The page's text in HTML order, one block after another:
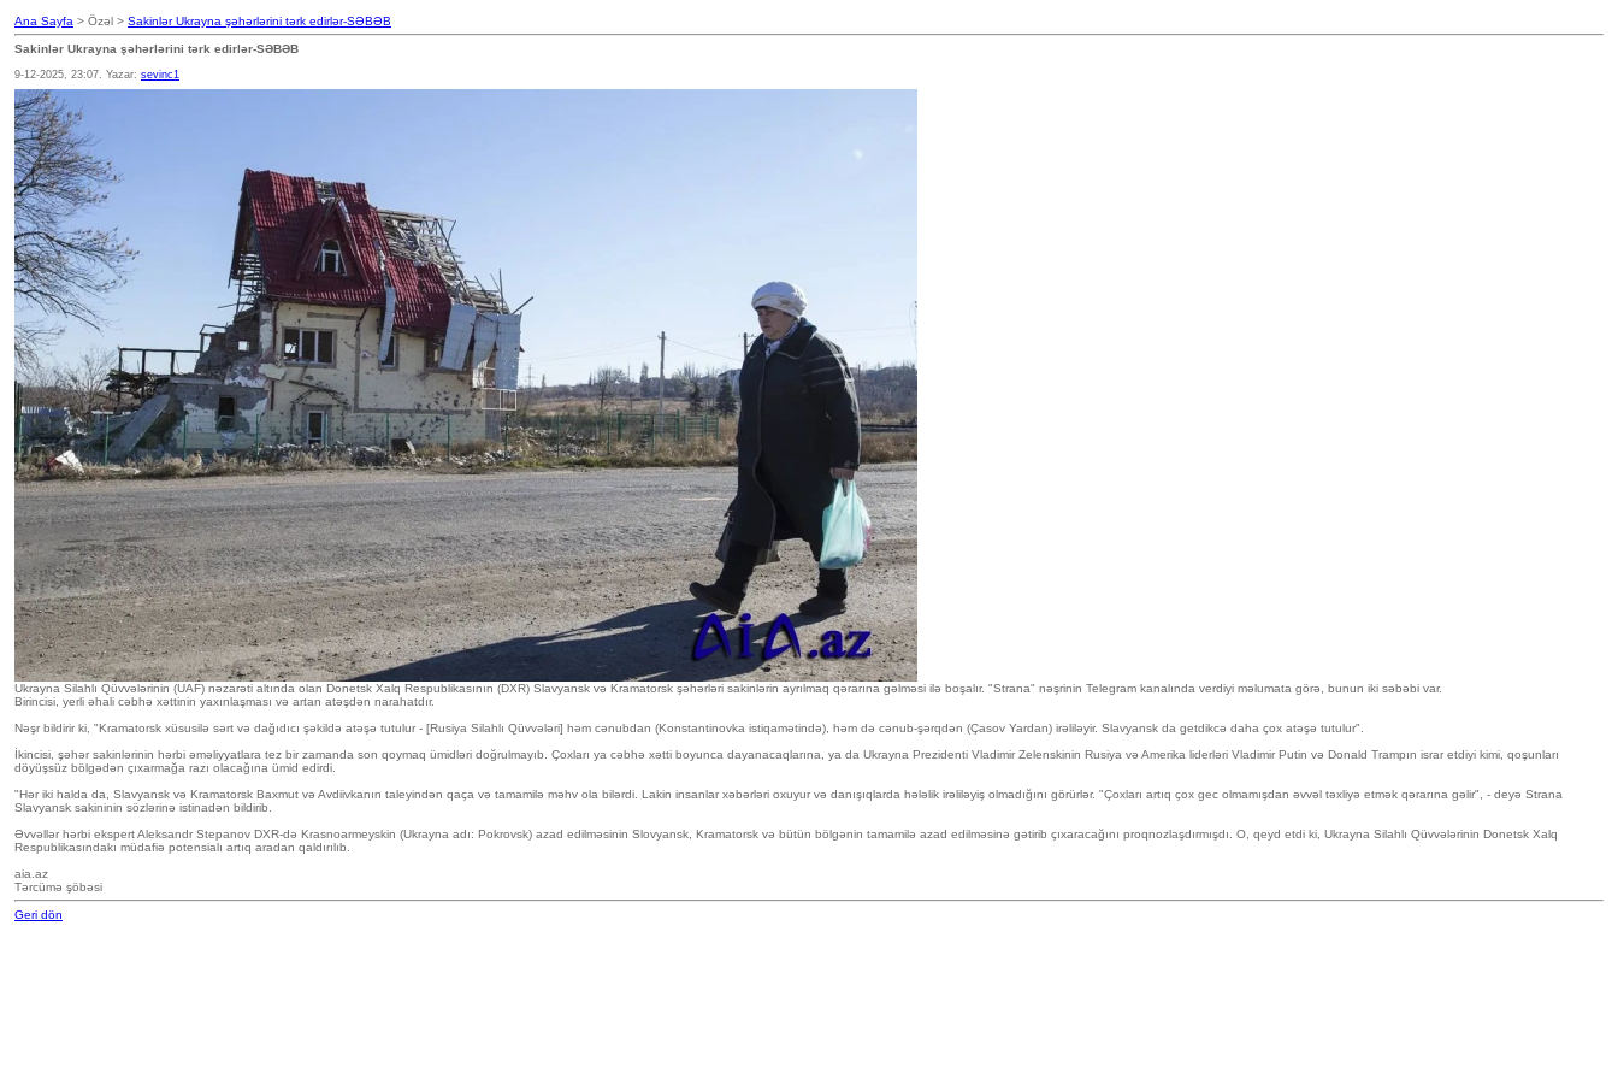
Ana Sayfa > Özəl > Sakinlər Ukrayna şəhərlərini tərk edirlər-SƏBƏB
Sakinlər Ukrayna şəhərlərini tərk edirlər-SƏBƏB
9-12-2025, 23:07. Yazar: sevinc1
Ukrayna Silahlı Qüvvələrinin (UAF) nəzarəti altında olan Donetsk Xalq Respublikasının (DXR) Slavyansk və Kramatorsk şəhərləri sakinlərin ayrılmaq qərarına gəlməsi ilə boşalır. "Strana" nəşrinin Telegram kanalında verdiyi məlumata görə, bunun iki səbəbi var.
Birincisi, yerli əhali cəbhə xəttinin yaxınlaşması və artan atəşdən narahatdır.
Nəşr bildirir ki, "Kramatorsk xüsusilə sərt və dağıdıcı şəkildə atəşə tutulur - [Rusiya Silahlı Qüvvələri] həm cənubdan (Konstantinovka istiqamətində), həm də cənub-şərqdən (Çasov Yardan) irəliləyir. Slavyansk da getdikcə daha çox atəşə tutulur".
İkincisi, şəhər sakinlərinin hərbi əməliyyatlara tez bir zamanda son qoymaq ümidləri doğrulmayıb. Çoxları ya cəbhə xətti boyunca dayanacaqlarına, ya da Ukrayna Prezidenti Vladimir Zelenskinin Rusiya və Amerika liderləri Vladimir Putin və Donald Trampın israr etdiyi kimi, qoşunları
döyüşsüz bölgədən çıxarmağa razı olacağına ümid edirdi.
"Hər iki halda da, Slavyansk və Kramatorsk Baxmut və Avdiivkanın taleyindən qaça və tamamilə məhv ola bilərdi. Lakin insanlar xəbərləri oxuyur və danışıqlarda hələlik irəliləyiş olmadığını görürlər. "Çoxları artıq çox gec olmamışdan əvvəl təxliyə etmək qərarına gəlir", - deyə Strana
Slavyansk sakininin sözlərinə istinadən bildirib.
Əvvəllər hərbi ekspert Aleksandr Stepanov DXR-də Krasnoarmeyskin (Ukrayna adı: Pokrovsk) azad edilməsinin Slovyansk, Kramatorsk və bütün bölgənin tamamilə azad edilməsinə gətirib çıxaracağını proqnozlaşdırmışdı. O, qeyd etdi ki, Ukrayna Silahlı Qüvvələrinin Donetsk Xalq
Respublikasındakı müdafiə potensialı artıq aradan qaldırılıb.
aia.az
Tərcümə şöbəsi
Geri dön